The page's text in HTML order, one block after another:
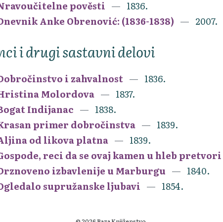
pověsti
1836.
Anke Obrenović: (1836-1838)
2007.
i drugi sastavni delovi
i zahvalnost
1836.
Molordova
1837.
Indijanac
1838.
primer dobročinstva
1839.
od likova platna
1839.
reci da se ovaj kamen u hleb pretvori
izbavlenije u Marburgu
1840.
supružanske ljubavi
1854.